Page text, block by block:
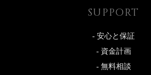
SUPPORT
- 安心と保証
- 資金計画
- 無料相談